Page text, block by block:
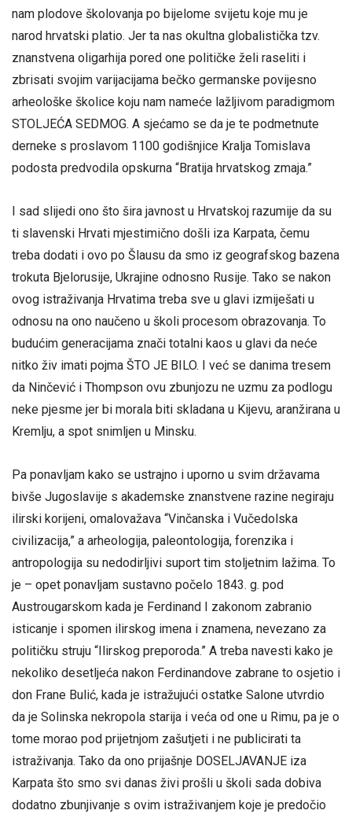
nam plodove školovanja po bijelome svijetu koje mu je
narod hrvatski platio. Jer ta nas okultna globalistička tzv.
znanstvena oligarhija pored one političke želi raseliti i
zbrisati svojim varijacijama bečko germanske povijesno
arheološke školice koju nam nameće lažljivom paradigmom
STOLJEĆA SEDMOG. A sjećamo se da je te podmetnute
derneke s proslavom 1100 godišnjice Kralja Tomislava
podosta predvodila opskurna “Bratija hrvatskog zmaja.”
I sad slijedi ono što šira javnost u Hrvatskoj razumije da su
ti slavenski Hrvati mjestimično došli iza Karpata, čemu
treba dodati i ovo po Šlausu da smo iz geografskog bazena
trokuta Bjelorusije, Ukrajine odnosno Rusije. Tako se nakon
ovog istraživanja Hrvatima treba sve u glavi izmiješati u
odnosu na ono naučeno u školi procesom obrazovanja. To
budućim generacijama znači totalni kaos u glavi da neće
nitko živ imati pojma ŠTO JE BILO. I već se danima tresem
da Ninčević i Thompson ovu zbunjozu ne uzmu za podlogu
neke pjesme jer bi morala biti skladana u Kijevu, aranžirana u
Kremlju, a spot snimljen u Minsku.
Pa ponavljam kako se ustrajno i uporno u svim državama
bivše Jugoslavije s akademske znanstvene razine negiraju
ilirski korijeni, omalovažava “Vinčanska i Vučedolska
civilizacija,” a arheologija, paleontologija, forenzika i
antropologija su nedodirljivi suport tim stoljetnim lažima. To
je – opet ponavljam sustavno počelo 1843. g. pod
Austrougarskom kada je Ferdinand I zakonom zabranio
isticanje i spomen ilirskog imena i znamena, nevezano za
političku struju “Ilirskog preporoda.” A treba navesti kako je
nekoliko desetljeća nakon Ferdinandove zabrane to osjetio i
don Frane Bulić, kada je istražujući ostatke Salone utvrdio
da je Solinska nekropola starija i veća od one u Rimu, pa je o
tome morao pod prijetnjom zašutjeti i ne publicirati ta
istraživanja. Tako da ono prijašnje DOSELJAVANJE iza
Karpata što smo svi danas živi prošli u školi sada dobiva
dodatno zbunjivanje s ovim istraživanjem koje je predočio